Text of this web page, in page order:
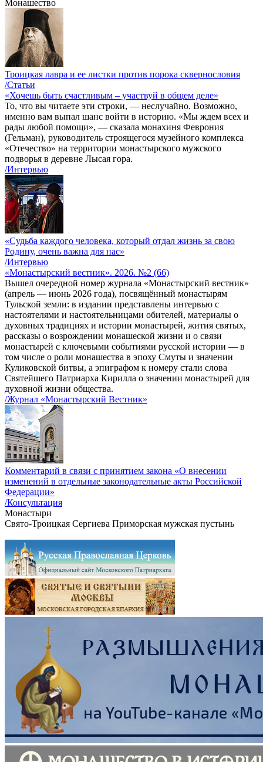
Монашество
Троицкая лавра и ее листки против порока сквернословия
/Статьи
«Хочешь быть счастливым – участвуй в общем деле»
То, что вы читаете эти строки, — неслучайно. Возможно,
именно вам выпал шанс войти в историю. «Мы ждем всех и
рады любой помощи», — сказала монахиня Феврония
(Гельман), руководитель строящегося музейного комплекса
«Отечество» на территории монастырского мужского
подворья в деревне Лысая гора.
/Интервью
«Судьба каждого человека, который отдал жизнь за свою
Родину, очень важна для нас»
/Интервью
«Монастырский вестник». 2026. №2 (66)
Вышел очередной номер журнала «Монастырский вестник»
(апрель — июнь 2026 года), посвящённый монастырям
Тульской земли: в издании представлены интервью с
настоятелями и настоятельницами обителей, материалы о
духовных традициях и истории монастырей, жития святых,
рассказы о возрождении монашеской жизни и о связи
монастырей с ключевыми событиями русской истории — в
том числе о роли монашества в эпоху Смуты и значении
Куликовской битвы, а эпиграфом к номеру стали слова
Святейшего Патриарха Кирилла о значении монастырей для
духовной жизни общества.
/Журнал «Монастырский Вестник»
Комментарий в связи с принятием закона «О внесении
изменений в отдельные законодательные акты Российской
Федерации»
/Консультация
Монастыри
Свято-Троицкая Сергиева Приморская мужская пустынь